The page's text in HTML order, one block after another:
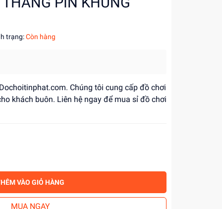
trạng:Còn hàng
Chúng tôi cung cấp đồ chơi
khách buôn. Liên hệ ngay để mua sỉ đồ chơi
VÀO GIỎ HÀNG
MUA NGAY